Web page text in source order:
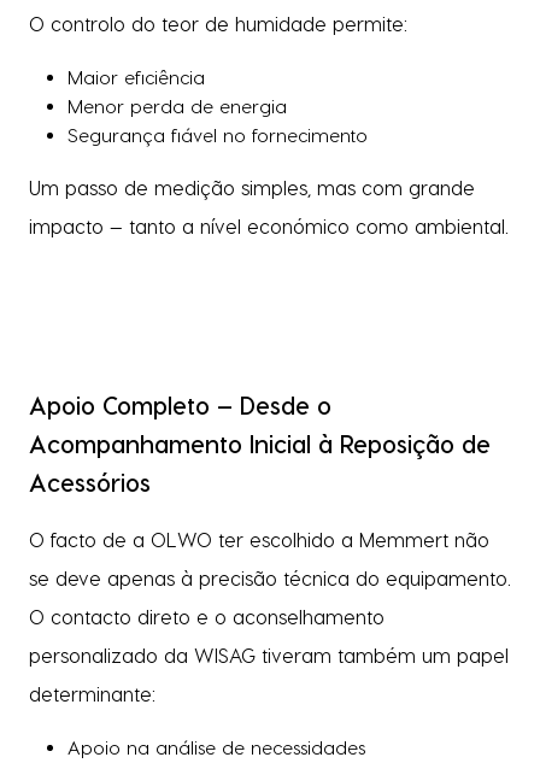
O controlo do teor de humidade permite:
Maior eficiência
Menor perda de energia
Segurança fiável no fornecimento
Um passo de medição simples, mas com grande
impacto — tanto a nível económico como ambiental.
Apoio Completo — Desde o
Acompanhamento Inicial à Reposição de
Acessórios
O facto de a OLWO ter escolhido a Memmert não
se deve apenas à precisão técnica do equipamento.
O contacto direto e o aconselhamento
personalizado da WISAG tiveram também um papel
determinante:
Apoio na análise de necessidades